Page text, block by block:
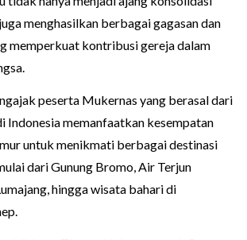
menghasilkan berbagai gagasan dan
memperkuat kontribusi gereja dalam
peserta Mukernas yang berasal dari
Indonesia memanfaatkan kesempatan
untuk menikmati berbagai destinasi
dari Gunung Bromo, Air Terjun
hingga wisata bahari di